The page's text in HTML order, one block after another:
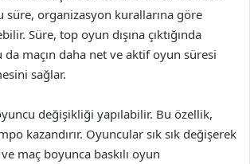
süre, organizasyon kurallarına göre
Süre, top oyun dışına çıktığında
maçın daha net ve aktif oyun süresi
sağlar.
değişikliği yapılabilir. Bu özellik,
kazandırır. Oyuncular sık sık değişerek
maç boyunca baskılı oyun